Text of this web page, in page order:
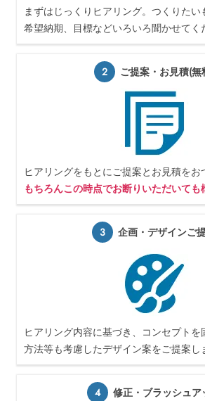
まずはじっくりヒアリング。つくりた
希望納期、目標などいろいろ聞かせてく
2 ご提案・お見積(無
ヒアリングをもとにご提案とお見積をお
もちろんこの時点でお断りいただいても
3 企画・デザインご
ヒアリング内容に基づき、コンセプト
方法等も考慮したデザイン案をご提案し
4 修正・ブラッシュア